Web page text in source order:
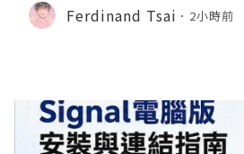
Ferdinand Tsai 2小時前